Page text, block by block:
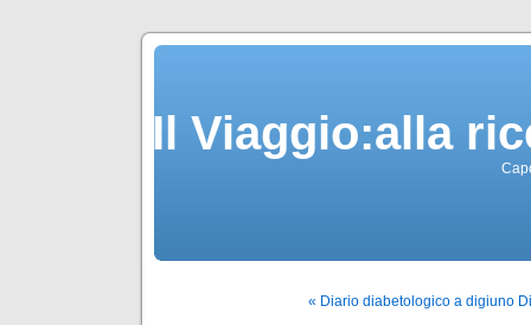
Il Viaggio:alla
« Diario diabetologico a digiuno